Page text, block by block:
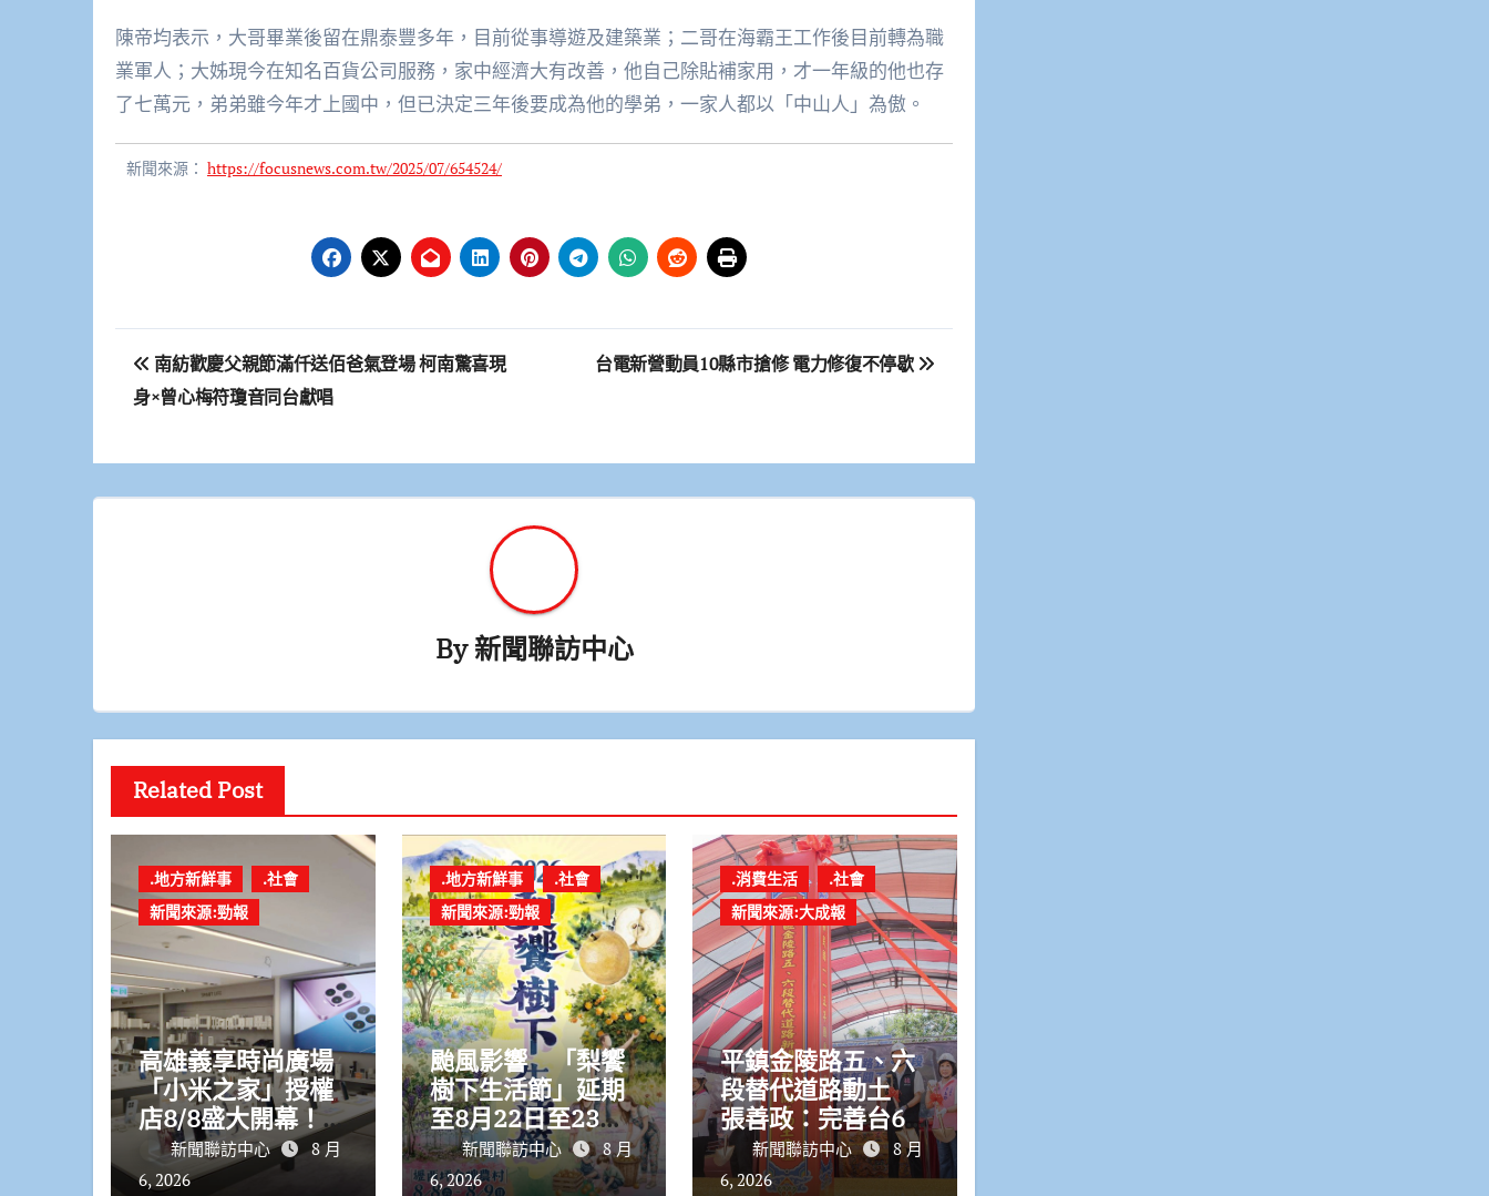
陳帝均表示，大哥畢業後留在鼎泰豐多年，目前從事導遊及建築業；二哥在海霸王工作後目前轉為職
業軍人；大姊現今在知名百貨公司服務，家中經濟大有改善，他自己除貼補家用，才一年級的他也存
了七萬元，弟弟雖今年才上國中，但已決定三年後要成為他的學弟，一家人都以「中山人」為傲。
新聞來源： https://focusnews.com.tw/2025/07/654524/
文
章
覽
南紡歡慶父親節滿仟送佰爸氣登場 柯南驚喜現
身×曾心梅符瓊音同台獻唱
台電新營動員10縣市搶修 電力修復不停歇
By新聞聯訪中心
Related Post
.地方新鮮事
.社會
新聞來源:勁報
高雄義享時尚廣場
「小米之家」授權
店8/8盛大開幕！獨
家三重回饋強勢來
襲
新聞聯訪中心
8 月
6, 2026
.地方新鮮事
.社會
新聞來源:勁報
颱風影響 「梨饗
樹下生活節」延期
至8月22日至23日
舉行新聞聯訪中心
8 月
6, 2026
.消費生活
.社會
新聞來源:大成報
平鎮金陵路五、六
段替代道路動土
張善政：完善台66
聯外路網、紓解地
方壅塞
新聞聯訪中心
8 月
6, 2026